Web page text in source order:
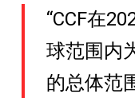
“CCF在
球范围内
的总体范